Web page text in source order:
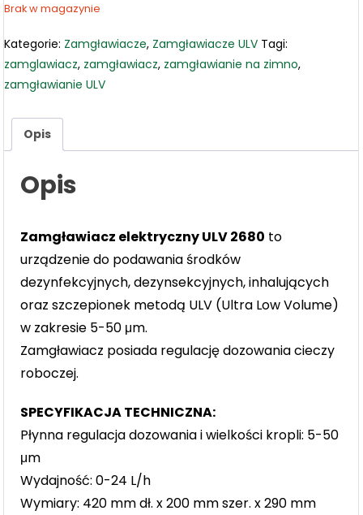
Brak w magazynie
Kategorie: Zamgławiacze, Zamgławiacze ULV Tagi:
zamglawiacz, zamgławiacz, zamgławianie na zimno,
zamgławianie ULV
Opis
Opis
Zamgławiacz elektryczny ULV 2680 to
urządzenie do podawania środków
dezynfekcyjnych, dezynsekcyjnych, inhalujących
oraz szczepionek metodą ULV (Ultra Low Volume)
w zakresie 5-50 μm.
Zamgławiacz posiada regulację dozowania cieczy
roboczej.
SPECYFIKACJA TECHNICZNA:
Płynna regulacja dozowania i wielkości kropli: 5-50
μm
Wydajność: 0-24 L/h
Wymiary: 420 mm dł. x 200 mm szer. x 290 mm